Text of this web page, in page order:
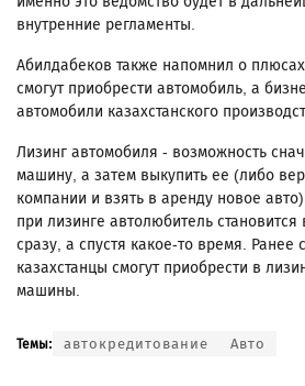
внутренние регламенты.
Абилдабеков также напомнил о
смогут приобрести автомобиль, а
автомобили казахстанского
Лизинг автомобиля - возможность
машину, а затем выкупить ее (либо
компании и взять в аренду новое
при лизинге автолюбитель
сразу, а спустя какое-то время. Ранее
казахстанцы смогут приобрести в
машины.
Темы: автокредитование Авто